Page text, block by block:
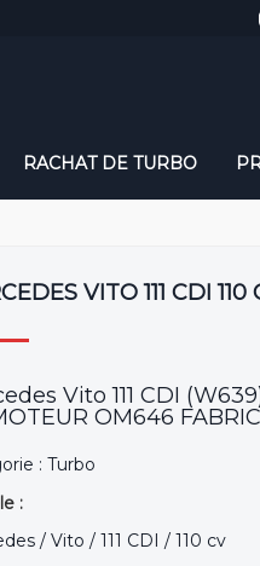
RACHAT DE TURBO
VITO 111 CDI 110
Vito 111 CDI
OM646
: Turbo
:
/ Vito / 111 CDI / 110 cv